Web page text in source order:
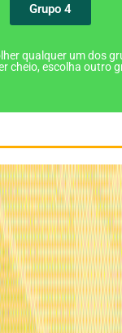
Grupo 4
qualquer um dos
cheio, escolha outro